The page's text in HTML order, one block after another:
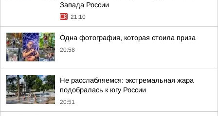
Запада России
21:10
Одна фотография, которая стоила приза
20:58
Не расслабляемся: экстремальная жара
подобралась к югу России
20:51